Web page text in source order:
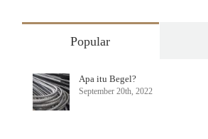
Popular
Apa itu Begel?
September 20th, 2022